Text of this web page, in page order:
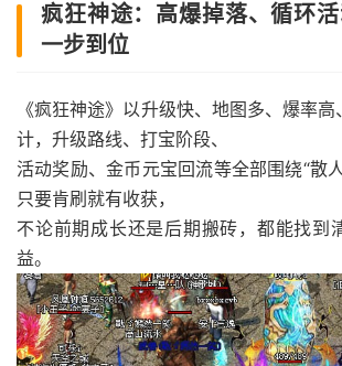
疯狂神途：高爆掉落、循环
一步到位
《疯狂神途》以升级快、地图多、爆率
计，升级路线、打宝阶段、
活动奖励、金币元宝回流等全部围绕“散
只要肯刷就有收获，
不论前期成长还是后期搬砖，都能找到
益。